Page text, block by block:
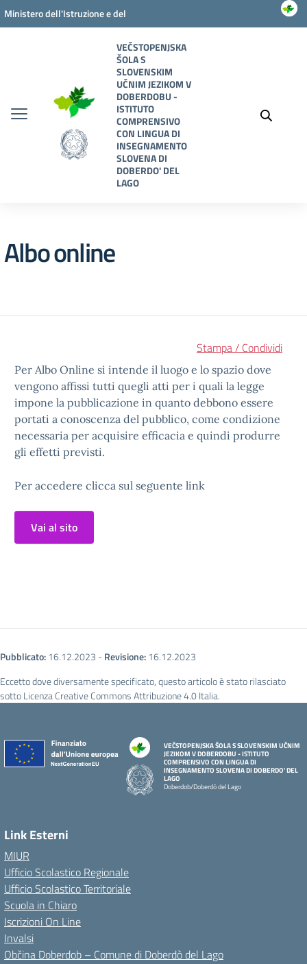
Vai ai contenuti
Vai al menu di navigazione
Vai al footer
Ministero dell'Istruzione e del
VEČSTOPENJSKA
ŠOLA S
SLOVENSKIM
UČNIM JEZIKOM V
DOBERDOBU -
ISTITUTO
COMPRENSIVO
CON LINGUA DI
INSEGNAMENTO
SLOVENA DI
DOBERDO' DEL
LAGO
Albo online
Stampa / Condividi
Per Albo Online si intende il luogo e lo spazio dove
vengono affissi tutti quegli atti per i quali la legge
impone la pubblicazione in quanto debbono essere
portati a conoscenza del pubblico, come condizione
necessaria per acquisire efficacia e quindi produrre
gli effetti previsti.
Per accedere clicca sul seguente link
Vai al sito
Pubblicato:16.12.2023 -Revisione:16.12.2023
Eccetto dove diversamente specificato, questo articolo è stato rilasciato
sotto Licenza Creative Commons Attribuzione 4.0 Italia.
VEČSTOPENJSKA ŠOLA S SLOVENSKIM UČNIM
JEZIKOM V DOBERDOBU - ISTITUTO
COMPRENSIVO CON LINGUA DI
INSEGNAMENTO SLOVENA DI DOBERDO' DEL
LAGO
Doberdob/Doberdò del Lago
Link Esterni
MIUR
Ufficio Scolastico Regionale
Ufficio Scolastico Territoriale
Scuola in Chiaro
Iscrizioni On Line
Invalsi
Občina Doberdob – Comune di Doberdò del Lago